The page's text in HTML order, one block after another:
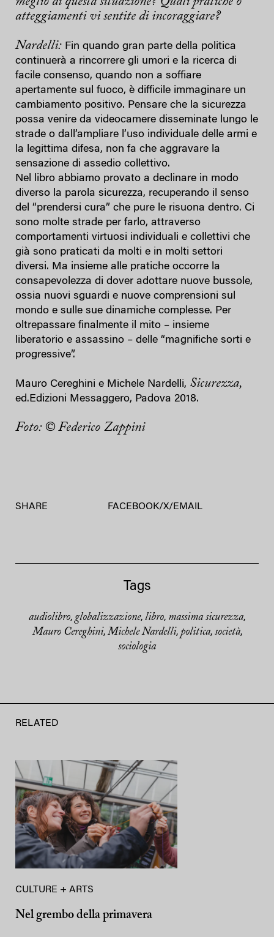
atteggiamenti vi sentite di incoraggiare?
Nardelli: Fin quando gran parte della politica
continuerà a rincorrere gli umori e la ricerca di
facile consenso, quando non a soffiare
apertamente sul fuoco, è difficile immaginare un
cambiamento positivo. Pensare che la sicurezza
possa venire da videocamere disseminate lungo le
strade o dall’ampliare l’uso individuale delle armi e
la legittima difesa, non fa che aggravare la
sensazione di assedio collettivo.
Nel libro abbiamo provato a declinare in modo
diverso la parola sicurezza, recuperando il senso
del “prendersi cura” che pure le risuona dentro. Ci
sono molte strade per farlo, attraverso
comportamenti virtuosi individuali e collettivi che
già sono praticati da molti e in molti settori
diversi. Ma insieme alle pratiche occorre la
consapevolezza di dover adottare nuove bussole,
ossia nuovi sguardi e nuove comprensioni sul
mondo e sulle sue dinamiche complesse. Per
oltrepassare finalmente il mito – insieme
liberatorio e assassino – delle “magnifiche sorti e
progressive”.
Mauro Cereghini e Michele Nardelli, Sicurezza,
ed.Edizioni Messaggero, Padova 2018.
Foto: © Federico Zappini
SHARE FACEBOOK/X/ EMAIL
Tags
audiolibro, globalizzazione, libro, massima sicurezza,
Mauro Cereghini, Michele Nardelli, politica, società,
sociologia
RELATED
CULTURE + ARTS
Nel grembo della primavera